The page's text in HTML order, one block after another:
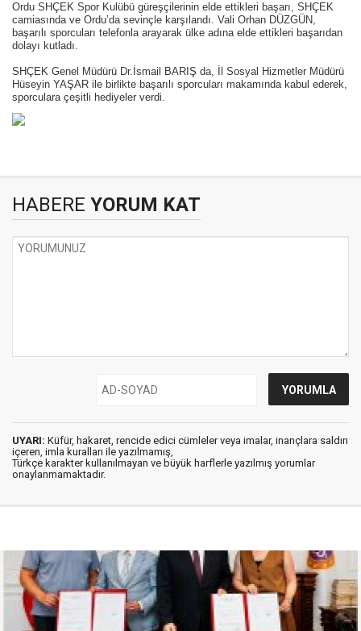
Ordu SHÇEK Spor Kulübü güreşçilerinin elde ettikleri başarı, SHÇEK
camiasında ve Ordu’da sevinçle karşılandı. Vali Orhan DÜZGÜN,
başarılı sporcuları telefonla arayarak ülke adına elde ettikleri başarıdan
dolayı kutladı.
SHÇEK Genel Müdürü Dr.İsmail BARIŞ da, İl Sosyal Hizmetler Müdürü
Hüseyin YAŞAR ile birlikte başarılı sporcuları makamında kabul ederek,
sporculara çeşitli hediyeler verdi.
HABERE YORUM KAT
UYARI: Küfür, hakaret, rencide edici cümleler veya imalar, inançlara saldırı
içeren, imla kuralları ile yazılmamış,
Türkçe karakter kullanılmayan ve büyük harflerle yazılmış yorumlar
onaylanmamaktadır.